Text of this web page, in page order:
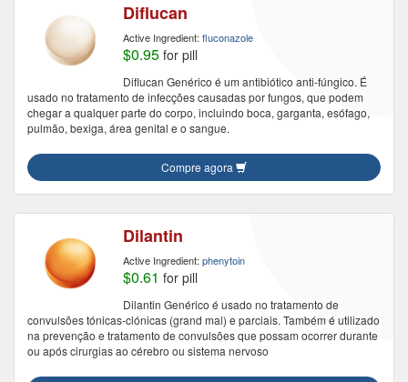
Diflucan
Active Ingredient: fluconazole
$0.95 for pill
Diflucan Genérico é um antibiótico anti-fúngico. É
usado no tratamento de infecções causadas por fungos, que podem
chegar a qualquer parte do corpo, incluindo boca, garganta, esófago,
pulmão, bexiga, área genital e o sangue.
Compre agora
Dilantin
Active Ingredient: phenytoin
$0.61 for pill
Dilantin Genérico é usado no tratamento de
convulsões tónicas-clónicas (grand mal) e parciais. Também é utilizado
na prevenção e tratamento de convulsões que possam ocorrer durante
ou após cirurgias ao cérebro ou sistema nervoso